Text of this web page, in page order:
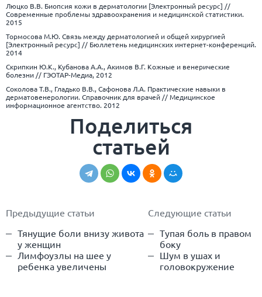
Люцко В.В. Биопсия кожи в дерматологии [Электронный ресурс] //
Современные проблемы здравоохранения и медицинской статистики.
2015
Тормосова М.Ю. Связь между дерматологией и общей хирургией
[Электронный ресурс] // Бюллетень медицинских интернет-конференций.
2014
Скрипкин Ю.К., Кубанова А.А., Акимов В.Г. Кожные и венерические
болезни // ГЭОТАР-Медиа, 2012
Соколова Т.В., Гладько В.В., Сафонова Л.А. Практические навыки в
дерматовенерологии. Справочник для врачей // Медицинское
информационное агентство. 2012
Поделиться
статьей
Предыдущие статьи
Тянущие боли внизу живота
у женщин
Лимфоузлы на шее у
ребенка увеличены
Следующие статьи
Тупая боль в правом
боку
Шум в ушах и
головокружение